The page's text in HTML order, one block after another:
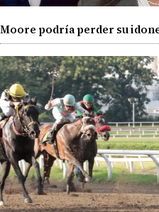
Moore podría perder su